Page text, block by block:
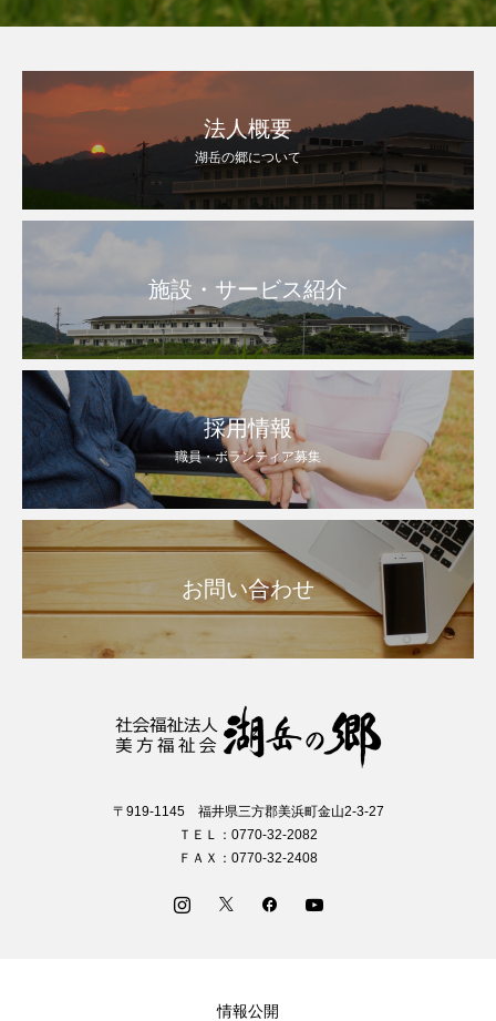
法人概要
湖岳の郷について
施設・サービス紹介
採用情報
職員・ボランティア募集
お問い合わせ
〒919-1145 福井県三方郡美浜町金山2-3-27
ＴＥＬ：0770-32-2082
ＦＡＸ：0770-32-2408
情報公開